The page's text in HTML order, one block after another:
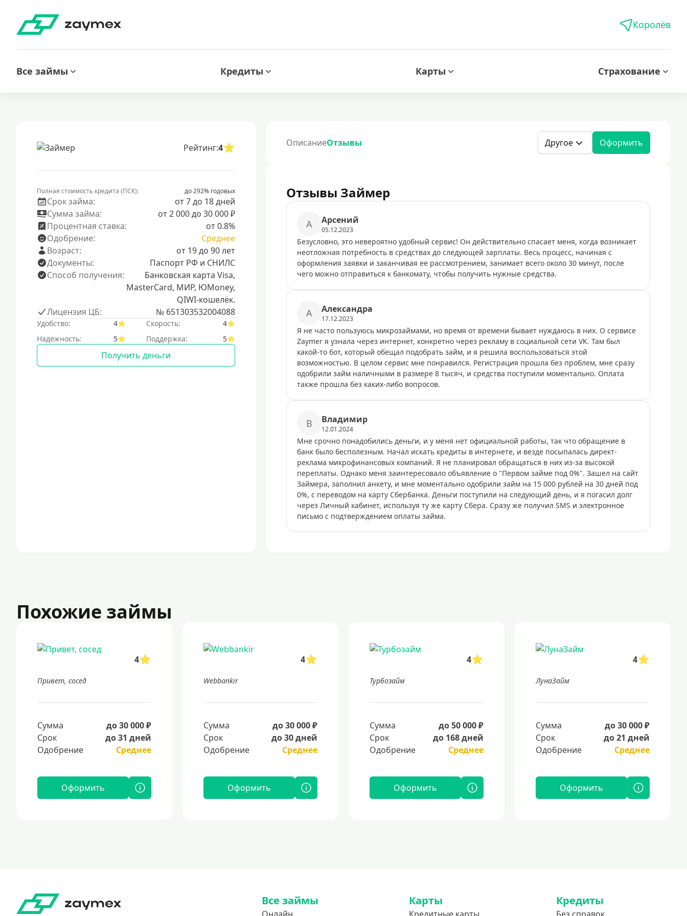
Королёв
Все займы Кредиты Карты Страхование
Рейтинг:4
Полная стоимость кредита (ПСК): до 292% годовых
Срок займа:
от 7 до 18 дней
Сумма займа:
от 2 000 до 30 000 ₽
Процентная ставка:
от 0.8%
Одобрение:
Среднее
Возраст:
от 19 до 90 лет
Документы:
Паспорт РФ и СНИЛС
Способ получения:
Банковская карта Visa,
MasterCard, МИР, ЮMoney,
QIWI-кошелёк.
Лицензия ЦБ:
№ 651303532004088
Удобство: 4 Скорость:
4
Надежность:
5 Поддержка: 5
Получить деньги
ОписаниеОтзывы Другое Оформить
Отзывы Займер
А Арсений
05.12.2023
Безусловно, это невероятно удобный сервис! Он действительно спасает меня, когда возникает
неотложная потребность в средствах до следующей зарплаты. Весь процесс, начиная с
оформления заявки и заканчивая ее рассмотрением, занимает всего около 30 минут, после
чего можно отправиться к банкомату, чтобы получить нужные средства.
А Александра
17.12.2023
Я не часто пользуюсь микрозаймами, но время от времени бывает нуждаюсь в них. О сервисе
Zaymer я узнала через интернет, конкретно через рекламу в социальной сети VK. Там был
какой-то бот, который обещал подобрать займ, и я решила воспользоваться этой
возможностью. В целом сервис мне понравился. Регистрация прошла без проблем, мне сразу
одобрили займ наличными в размере 8 тысяч, и средства поступили моментально. Оплата
также прошла без каких-либо вопросов.
В Владимир
12.01.2024
Мне срочно понадобились деньги, и у меня нет официальной работы, так что обращение в
банк было бесполезным. Начал искать кредиты в интернете, и везде посыпалась директ-
реклама микрофинансовых компаний. Я не планировал обращаться в них из-за высокой
переплаты. Однако меня заинтересовало объявление о "Первом займе под 0%". Зашел на сайт
Займера, заполнил анкету, и мне моментально одобрили займ на 15 000 рублей на 30 дней под
0%, с переводом на карту Сбербанка. Деньги поступили на следующий день, и я погасил долг
через Личный кабинет, используя ту же карту Сбера. Сразу же получил SMS и электронное
письмо с подтверждением оплаты займа.
Похожие займы
4
Привет, сосед
Сумма
до 30 000 ₽
Срок
до 31 дней
Одобрение
Среднее
Оформить
4
Webbankir
Сумма
до 30 000 ₽
Срок
до 30 дней
Одобрение
Среднее
Оформить
4
Турбозайм
Сумма
до 50 000 ₽
Срок
до 168 дней
Одобрение
Среднее
Оформить
4
ЛунаЗайм
Сумма
до 30 000 ₽
Срок
до 21 дней
Одобрение
Среднее
Оформить
Все займы Карты Кредиты